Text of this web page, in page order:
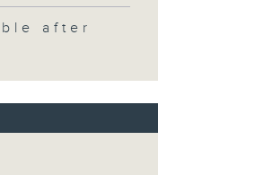
after